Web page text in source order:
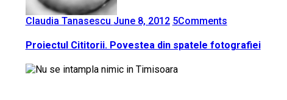
Claudia Tanasescu June 8, 2012 5Comments
Proiectul Cititorii. Povestea din spatele fotografiei